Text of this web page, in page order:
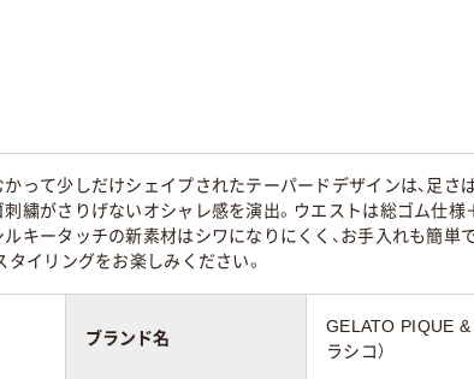
って少しだけシェイプされたテーパードデザインは、足さ
繍がさりげないオシャレ感を演出。ウエストは総ゴム仕
キータッチの新素材はシワになりにくく、お手入れも簡単
タイリングをお楽しみください。
ブランド名
GELATO PIQUE &
ラシコ）